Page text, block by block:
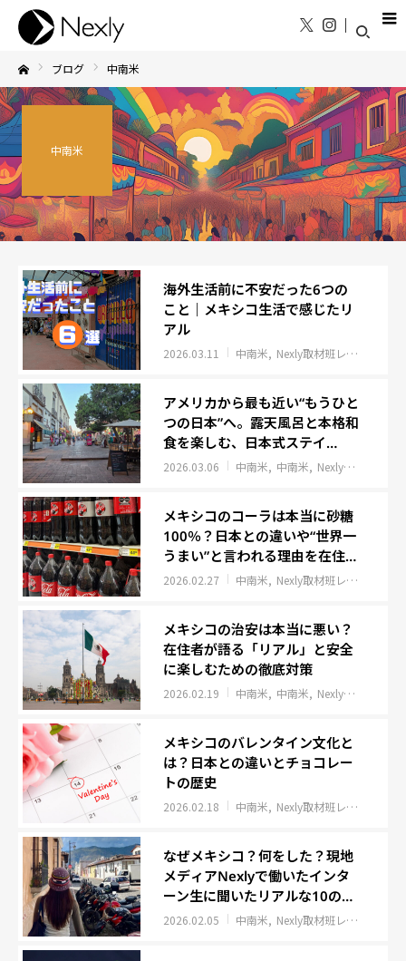
ブログ 中南米
中南米
海外生活前に不安だった6つの
こと｜メキシコ生活で感じたリ
アル
2026.03.11 中南米 Nexly取材班レポート
アメリカから最も近い“もうひと
つの日本”へ。露天風呂と本格和
食を楽しむ、日本式ステイ
「FUJITAYA QUERETARO」
2026.03.06 中南米 中南米 Nexly取材班レポート
メキシコのコーラは本当に砂糖
100％？日本との違いや“世界一
うまい”と言われる理由を在住者
が検証
2026.02.27 中南米 Nexly取材班レポート
メキシコの治安は本当に悪い？
在住者が語る「リアル」と安全
に楽しむための徹底対策
2026.02.19 中南米 中南米 Nexly取材班レポート
メキシコのバレンタイン文化と
は？日本との違いとチョコレー
トの歴史
2026.02.18 中南米 Nexly取材班レポート
なぜメキシコ？何をした？現地
メディアNexlyで働いたインタ
ーン生に聞いたリアルな10の質
問
2026.02.05 中南米 Nexly取材班レポート